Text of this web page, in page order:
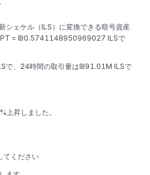
ェケル（ILS）に変換できる暗号資産
= ₪0.5741148950969027 ILSで
で、24時間の取引量は₪91.01M ILSで
昇しました。
てください